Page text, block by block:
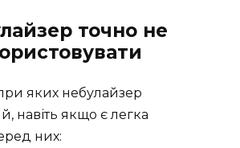
точно не
яких небулайзер
навіть якщо є легка
них: